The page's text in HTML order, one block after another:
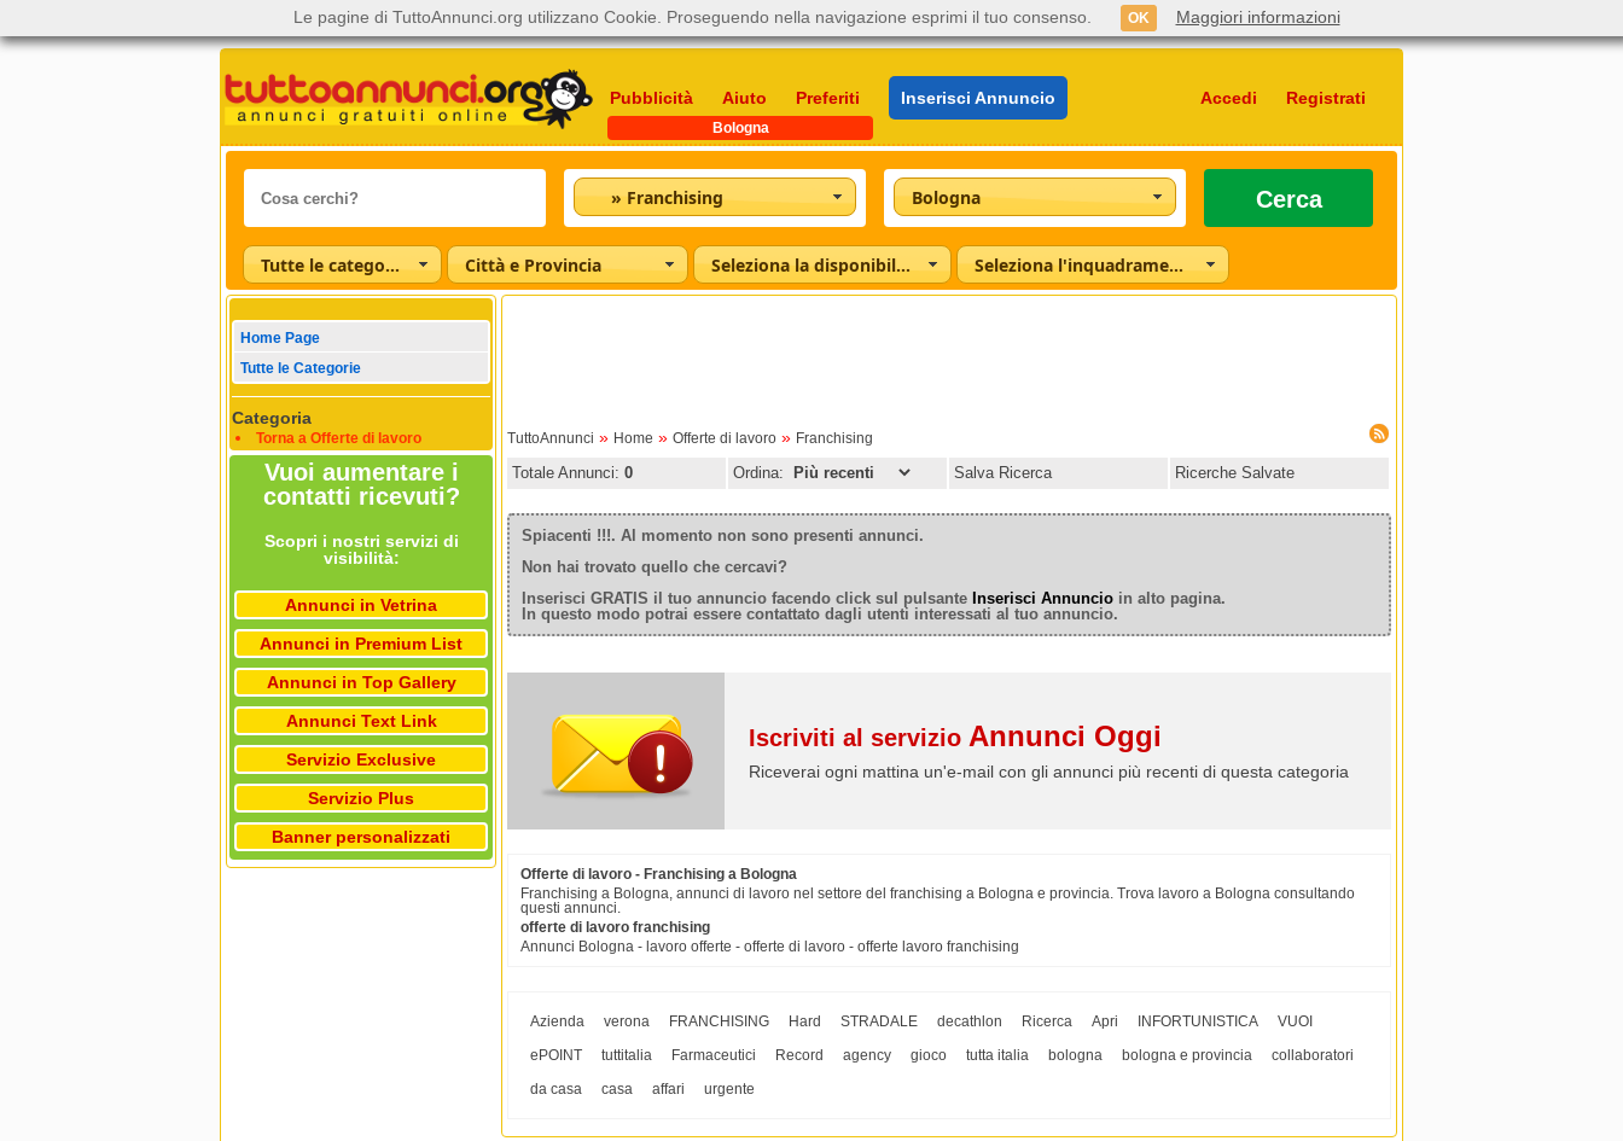
Pubblicità Aiuto Preferiti Inserisci Annuncio Accedi Registrati
Bologna
» Franchising Bologna Cerca
Tutte le categorie Città e Provincia Seleziona la disponibilità Seleziona l'inquadramento
Home Page
Tutte le Categorie
Categoria
Torna a Offerte di lavoro
Vuoi aumentare i
contatti ricevuti?
Scopri i nostri servizi di
visibilità:
Annunci in Vetrina
Annunci in Premium List
Annunci in Top Gallery
Annunci Text Link
Servizio Exclusive
Servizio Plus
Banner personalizzati
TuttoAnnunci » Home » Offerte di lavoro » Franchising
Totale Annunci: 0 Ordina: Salva Ricerca Ricerche Salvate
Spiacenti !!!. Al momento non sono presenti annunci.
Non hai trovato quello che cercavi?
Inserisci GRATIS il tuo annuncio facendo click sul pulsante Inserisci Annuncio in alto pagina.
In questo modo potrai essere contattato dagli utenti interessati al tuo annuncio.
Iscriviti al servizio Annunci Oggi
Riceverai ogni mattina un'e-mail con gli annunci più recenti di questa categoria
Offerte di lavoro - Franchising a Bologna
Franchising a Bologna, annunci di lavoro nel settore del franchising a Bologna e provincia. Trova lavoro a Bologna consultando
questi annunci.
offerte di lavoro franchising
Annunci Bologna - lavoro offerte - offerte di lavoro - offerte lavoro franchising
Azienda verona FRANCHISING Hard STRADALE decathlon Ricerca Apri INFORTUNISTICA
VUOI
ePOINT
tuttitalia Farmaceutici Record agency gioco tutta italia bologna bologna e provincia
collaboratori
da casa
casa affari urgente
Le pagine di TuttoAnnunci.org utilizzano Cookie. Proseguendo nella navigazione esprimi il tuo consenso. OK Maggiori informazioni